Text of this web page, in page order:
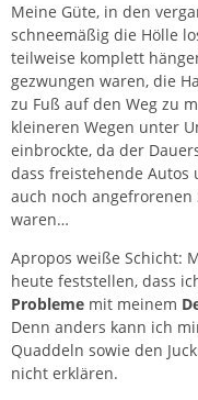
Meine Güte, in den
schneemäßig die Hölle
teilweise komplett
gezwungen waren, die
zu Fuß auf den Weg zu
kleineren Wegen unter
einbrockte, da der
dass freistehende
auch noch angefrorenen
waren…
Apropos weiße Schicht:
heute feststellen, dass
Probleme mit meinem
Denn anders kann ich
Quaddeln sowie den
nicht erklären.